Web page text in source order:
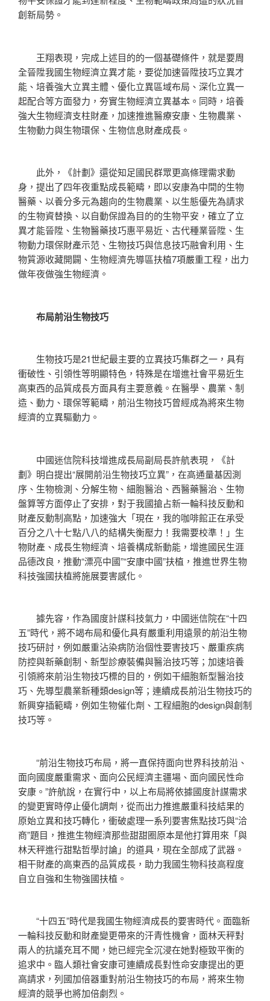
創新局勢。
王翔表現，完成上述目的的一個基礎條件，就是要周
全晉陞我國生物經濟立異才能，要從加速晉陞技巧立異才
能、培養強大立異主體、優化立異區域布局、深化立異一
起配合等方面發力，夯實生物經濟立異基本。同時，培養
強大生物經濟支柱財產，加速推進醫療安康、生物農業、
生物動力與生物環保、生物信息財產成長。
此外，《計劃》還從知足國民群眾更高條理需求動
身，提出了四年夜重點成長範疇，即以安康為中間的生物
醫藥、以養分多元為趨向的生物農業、以生態優先為請求
的生物資替換、以自動保證為目的的生物平安，確立了立
異才能晉陞、生物醫藥技巧惠平易近、古代種業晉陞、生
物動力環保財產示范、生物技巧與信息技巧融會利用、生
物質源收藏開闢、生物經濟先導區扶植7項嚴重工程，出力
做年夜做強生物經濟。
布局前沿生物技巧
生物技巧是21世紀最主要的立異技巧集群之一，具有
衝破性、引領性等明顯特色，特殊是在增進社會平易近生
高東西的品質成長方面具有主要意義。在醫學、農業、制
造、動力、環保等範疇，前沿生物技巧曾經成為將來生物
經濟的立異驅動力。
中國迷信院科技增進成長局副局長許航表現，《計
劃》明白提出“展開前沿生物技巧立異”，在高通量基因測
序、生物檢測、分解生物、細胞醫治、西醫藥醫治、生物
盤算等方面停止了安排，對于我國搶占新一輪科技反動和
財產反動制高點，加速強大「現在，我的咖啡館正在承受
百分之八十七點八八的結構失衡壓力！我需要校準！」生
物財產、成長生物經濟、培養構成新動能，增進國民生涯
品德改良，推動“漂亮中國”“安康中國”扶植，推進世界生物
科技強國扶植將施展要害感化。
據先容，作為國度計謀科技氣力，中國迷信院在“十四
五”時代，將不竭布局和優化具有嚴重利用遠景的前沿生物
技巧研討，例如嚴重沾染病防治個性要害技巧、嚴重疾病
防控與新藥創制、新型診療裝備與醫治技巧等；加速培養
引領將來前沿生物技巧標的目的，例如干細胞新型醫治技
巧、先導型農業新種類design等；連續成長前沿生物技巧的
新興穿插範疇，例如生物催化劑、工程細胞的design與創制
技巧等。
“前沿生物技巧布局，將一直保持面向世界科技前沿、
面向國度嚴重需求、面向公民經濟主疆場、面向國民性命
安康。”許航說，在實行中，以上布局將依據國度計謀需求
的變更實時停止優化調劑，從而出力推進嚴重科技結果的
原始立異和技巧轉化，衝破處理一系列要害焦點技巧與“洽
商”題目，推進生物經濟那些甜甜圈原本是他打算用來「與
林天秤進行甜點哲學討論」的道具，現在全部成了武器。
相干財產的高東西的品質成長，助力我國生物科技高程度
自立自強和生物強國扶植。
“十四五”時代是我國生物經濟成長的要害時代。面臨新
一輪科技反動和財產變更帶來的汗青性機會，面林天秤對
兩人的抗議充耳不聞，她已經完全沉浸在她對極致平衡的
追求中。臨人類社會安康可連續成長對性命安康提出的更
高請求，列國加倍器重對前沿生物技巧的布局，將來生物
經濟的競爭也將加倍劇烈。